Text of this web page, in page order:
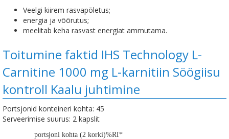
Veelgi kiirem rasvapõletus;
energia ja võõrutus;
meelitab keha rasvast energiat ammutama.
Toitumine faktid IHS Technology L-
Carnitine 1000 mg L-karnitiin Söögiisu
kontroll Kaalu juhtimine
Portsjonid konteineri kohta: 45
Serveerimise suurus: 2 kapslit
portsjoni kohta (2 korki)%RI*